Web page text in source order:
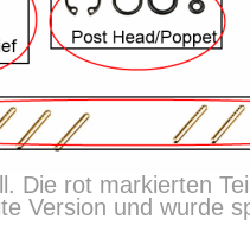
Die rot markierten
Version und wurde